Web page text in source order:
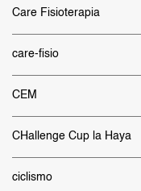
Care Fisioterapia
care-fisio
CEM
CHallenge Cup la Haya
ciclismo